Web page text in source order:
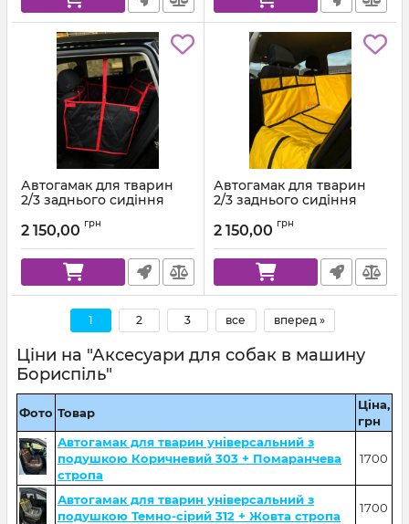
Автогамак для тварин
2/3 заднього сидіння
стропа
2 150,00 грн
Автогамак для тварин
2/3 заднього сидіння
стропа
2 150,00 грн
1 2 3 все вперед »
Ціни на "Аксесуари для собак в машину
Бориспіль"
Фото Товар
Ціна,
грн
Автогамак для тварин універсальний з
подушкою Коричневий 303 + Помаранчева
стропа
1700
Автогамак для тварин універсальний з
подушкою Темно-сірий 312 + Жовта стропа
1700